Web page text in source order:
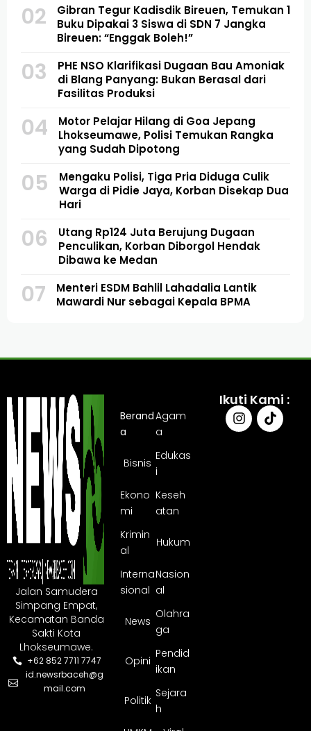
02
Gibran Tegur Kadisdik Bireuen, Temukan 1
Buku Dipakai 3 Siswa di SDN 7 Jangka
Bireuen: “Enggak Boleh!”
03
PHE NSO Klarifikasi Dugaan Bau Amoniak
di Blang Panyang: Bukan Berasal dari
Fasilitas Produksi
04
Motor Pelajar Hilang di Goa Jepang
Lhokseumawe, Polisi Temukan Rangka
yang Sudah Dipotong
05
Mengaku Polisi, Tiga Pria Diduga Culik
Warga di Pidie Jaya, Korban Disekap Dua
Hari
06
Utang Rp124 Juta Berujung Dugaan
Penculikan, Korban Diborgol Hendak
Dibawa ke Medan
07
Menteri ESDM Bahlil Lahadalia Lantik
Mawardi Nur sebagai Kepala BPMA
Jalan Samudera
Simpang Empat,
Kecamatan Banda
Sakti Kota
Lhokseumawe.
+62 852 7711 7747
id.newsrbaceh@g
mail.com
Berand
a
Agam
a
Bisnis
Edukas
i
Ekono
mi
Keseh
atan
Krimin
al
Hukum
Interna
sional
Nasion
al
News
Olahra
ga
Opini
Pendid
ikan
Politik
Sejara
h
Ikuti Kami :